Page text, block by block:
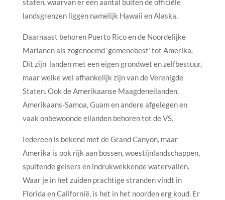
staten, waarvan er een aantal buiten de officiële
landsgrenzen liggen namelijk Hawaii en Alaska.
Daarnaast behoren Puerto Rico en de Noordelijke
Marianen als zogenoemd ‘gemenebest’ tot Amerika.
Dit zijn landen met een eigen grondwet en zelfbestuur,
maar welke wel afhankelijk zijn van de Verenigde
Staten. Ook de Amerikaanse Maagdeneilanden,
Amerikaans-Samoa, Guam en andere afgelegen en
vaak onbewoonde eilanden behoren tot de VS.
Iedereen is bekend met de Grand Canyon, maar
Amerika is ook rijk aan bossen, woestijnlandschappen,
spuitende geisers en indrukwekkende watervallen.
Waar je in het zuiden prachtige stranden vindt in
Florida en Californië, is het in het noorden erg koud. Er